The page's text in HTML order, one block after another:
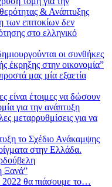
& Ανάπτυξης
επιτοκίων δεν
στο ελληνικό
οι συνθήκες
έκρηξης στην οικονομία”
μας μία εξαετία
είναι έτοιμες να δώσουν
για την ανάπτυξη
μεταρρυθμίσεις για να
το Σχέδιο Ανάκαμψης
στην Ελλάδα.
Ξανά”
2022 θα πιάσουμε το…